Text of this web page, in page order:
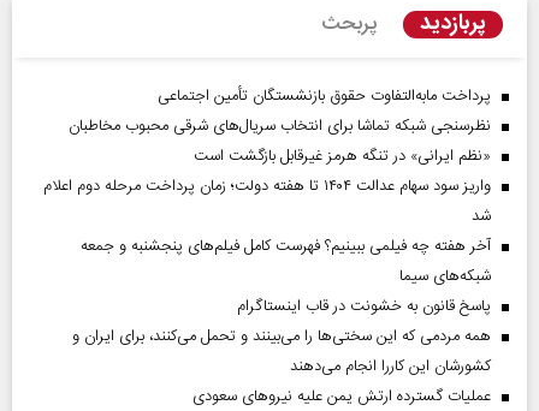
پربازدید پربحث
پرداخت مابه‌التفاوت حقوق بازنشستگان تأمین اجتماعی
نظرسنجی شبکه تماشا برای انتخاب سریال‌های شرقی محبوب مخاطبان
«نظم ایرانی» در تنگه هرمز غیرقابل بازگشت است
واریز سود سهام عدالت ۱۴۰۴ تا هفته دولت؛ زمان پرداخت مرحله دوم اعلام
شد
آخر هفته چه فیلمی ببینیم؟ فهرست کامل فیلم‌های پنجشنبه و جمعه
شبکه‌های سیما
پاسخ قانون به خشونت در قاب اینستاگرام
همه مردمی که این سختی‌ها را می‌بینند و تحمل می‌کنند، برای ایران و
کشورشان این کاررا انجام می‌دهند
عملیات گسترده ارتش یمن علیه نیروهای سعودی